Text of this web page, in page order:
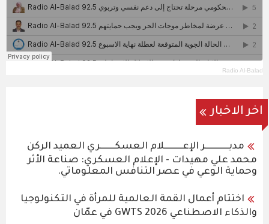
Radio Al-Balad
اخر الاخبار
مديـــــــــــــر الإعــــــــــلام العسكــــــــري العميد الركن
محمد علي مهيدات - الإعلام العسكري: صناعة الأثر
وحماية الوعي في عصر التنافس المعلوماتي.
اختتام أعمال القمة العالمية للمرأة في التكنولوجيا
والذكاء الاصطناعي GWTS 2026 في عمّان